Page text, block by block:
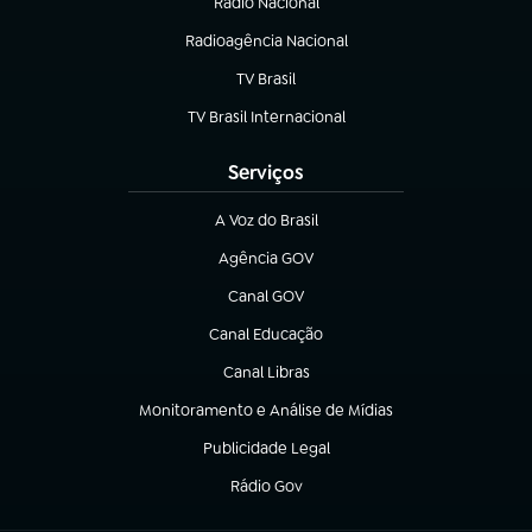
Radioagência Nacional
(abre em nova aba)
TV Brasil
(abre em nova aba)
TV Brasil Internacional
(abre em nova aba)
Serviços
A Voz do Brasil
(abre em nova aba)
Agência GOV
(abre em nova aba)
Canal GOV
(abre em nova aba)
Canal Educação
(abre em nova aba)
Canal Libras
(abre em nova aba)
Monitoramento e Análise de Mídias
(abre em nova aba)
Publicidade Legal
(abre em nova aba)
Rádio Gov
(abre em nova aba)